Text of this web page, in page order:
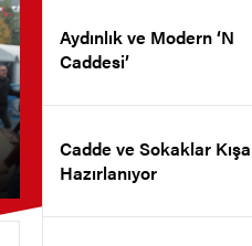
Aydınlık ve Modern ‘N
Caddesi’
Cadde ve Sokaklar Kışa
Hazırlanıyor